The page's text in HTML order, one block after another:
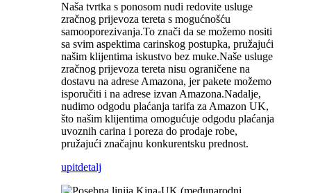
Naša tvrtka s ponosom nudi redovite usluge
zračnog prijevoza tereta s mogućnošću
samooporezivanja.To znači da se možemo nositi
sa svim aspektima carinskog postupka, pružajući
našim klijentima iskustvo bez muke.Naše usluge
zračnog prijevoza tereta nisu ograničene na
dostavu na adrese Amazona, jer pakete možemo
isporučiti i na adrese izvan Amazona.Nadalje,
nudimo odgodu plaćanja tarifa za Amazon UK,
što našim klijentima omogućuje odgodu plaćanja
uvoznih carina i poreza do prodaje robe,
pružajući značajnu konkurentsku prednost.
upitdetalj